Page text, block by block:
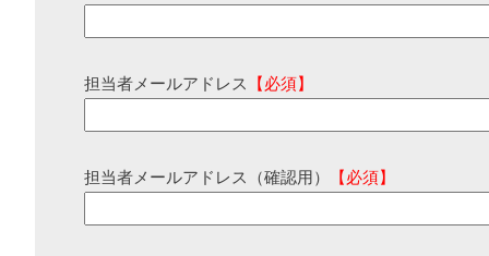
担当者メールアドレス 【必須】
担当者メールアドレス（確認用） 【必須】